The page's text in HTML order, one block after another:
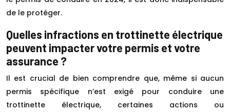
de le protéger.
Quelles infractions en trottinette électrique
peuvent impacter votre permis et votre
assurance ?
Il est crucial de bien comprendre que, même si aucun
permis spécifique n’est exigé pour conduire une
trottinette électrique, certaines actions ou